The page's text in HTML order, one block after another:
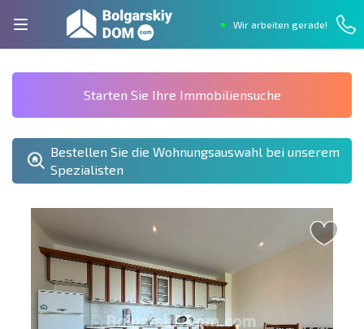
Wir arbeiten gerade!
Starten Sie Ihre Immobiliensuche
Bestellen Sie die Wohnungsauswahl bei unserem
Spezialisten